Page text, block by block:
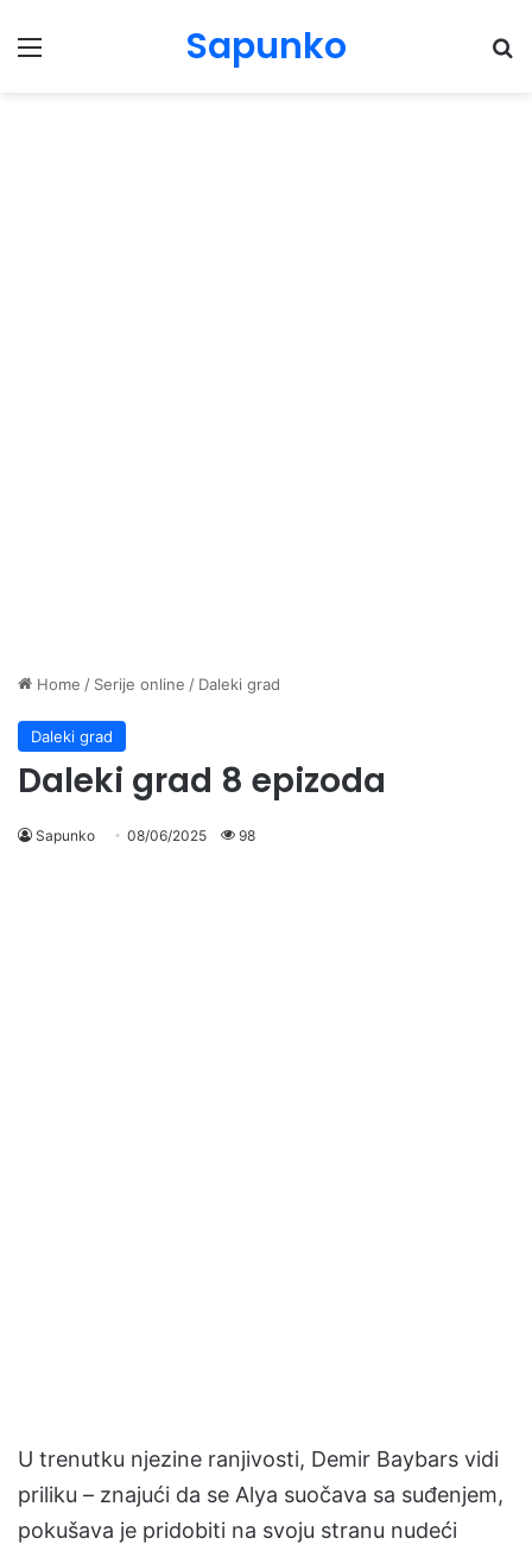
Menu Sapunko
Home / Serije online / Daleki grad
Daleki grad
Daleki grad 8 epizoda
Sapunko 08/06/2025 98
U trenutku njezine ranjivosti, Demir Baybars vidi
priliku – znajući da se Alya suočava sa suđenjem,
pokušava je pridobiti na svoju stranu nudeći